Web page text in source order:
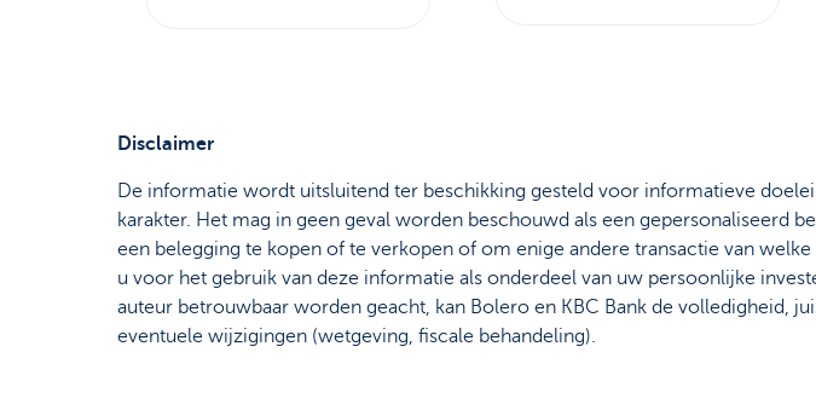
Disclaimer
De informatie wordt uitsluitend ter beschikking gesteld voor informatieve
karakter. Het mag in geen geval worden beschouwd als een gepersonaliseerd
een belegging te kopen of te verkopen of om enige andere transactie van
u voor het gebruik van deze informatie als onderdeel van uw persoonlijke
auteur betrouwbaar worden geacht, kan Bolero en KBC Bank de volledigheid,
eventuele wijzigingen (wetgeving, fiscale behandeling).